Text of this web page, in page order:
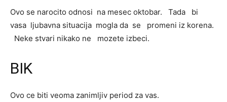
Ovo se narocito odnosi na mesec oktobar. Tada bi
vasa ljubavna situacija mogla da se promeni iz korena.
Neke stvari nikako ne mozete izbeci.
BIK
Ovo ce biti veoma zanimljiv period za vas.